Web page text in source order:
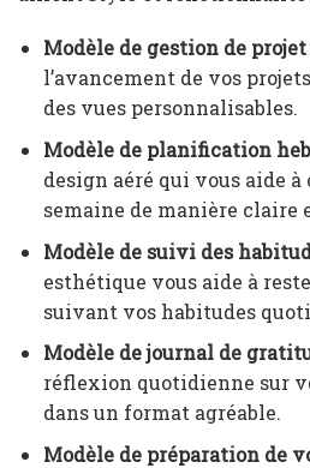
Modèle de gestion de projet
l’avancement de vos
des vues personnalisables.
Modèle de planification
design aéré qui vous aide
semaine de manière claire
Modèle de suivi des
esthétique vous aide à
suivant vos habitudes
Modèle de journal de
réflexion quotidienne sur
dans un format agréable.
Modèle de préparation de